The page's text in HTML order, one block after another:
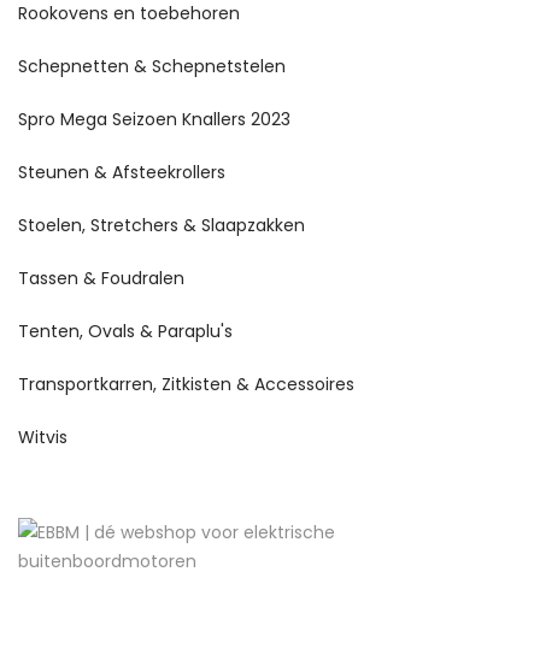
Rookovens en toebehoren
Schepnetten & Schepnetstelen
Spro Mega Seizoen Knallers 2023
Steunen & Afsteekrollers
Stoelen, Stretchers & Slaapzakken
Tassen & Foudralen
Tenten, Ovals & Paraplu's
Transportkarren, Zitkisten & Accessoires
Witvis